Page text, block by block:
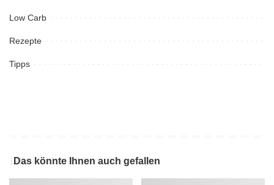
Low Carb
Rezepte
Tipps
Das könnte Ihnen auch gefallen